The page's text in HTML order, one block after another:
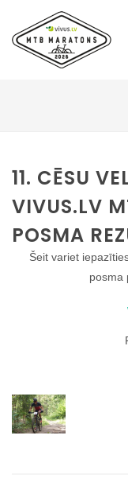
11. CĒSU
VIVUS.LV
POSMA
Šeit variet
posma